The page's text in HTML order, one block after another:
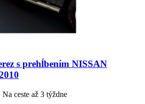
s prehĺbením NISSAN
Na ceste až 3 týždne